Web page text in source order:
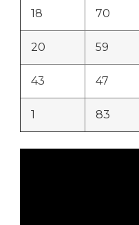
18 70
20 59
43 47
1 83